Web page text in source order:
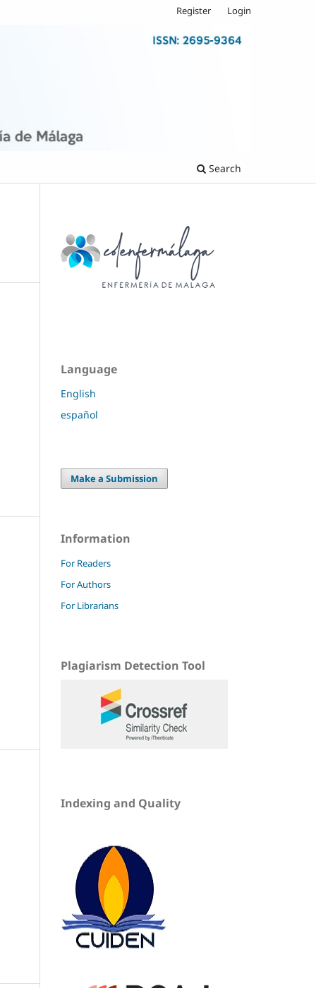
Search
Register Login
Language
English
español
Make a Submission
Information
For Readers
For Authors
For Librarians
Plagiarism Detection Tool
Indexing and Quality